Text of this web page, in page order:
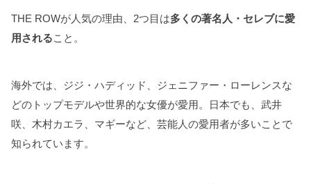
THE ROWが人気の理由、2つ目は多くの著名人・セレブに愛
用されること。
海外では、ジジ・ハディッド、ジェニファー・ローレンスな
どのトップモデルや世界的な女優が愛用。日本でも、武井
咲、木村カエラ、マギーなど、芸能人の愛用者が多いことで
知られています。